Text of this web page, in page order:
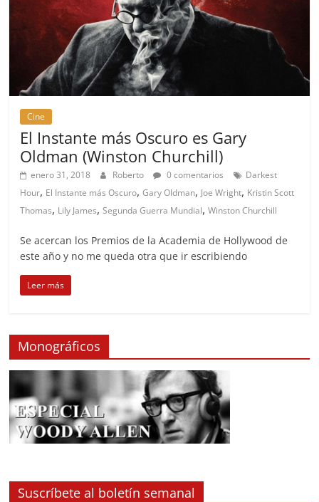
Cine
El Instante más Oscuro es Gary
Oldman (Winston Churchill)
enero 31, 2018 Roberto 0 comentarios
Darkest
Hour, El Instante más Oscuro,Gary Oldman, Joe Wright, Kristin Scott
Thomas, Lily James,Segunda Guerra Mundial,Winston Churchill
Se acercan los Premios de la Academia de Hollywood de
este año y no me queda otra que ir escribiendo
Leer más
Monográficos
Suscríbete al boletín semanal